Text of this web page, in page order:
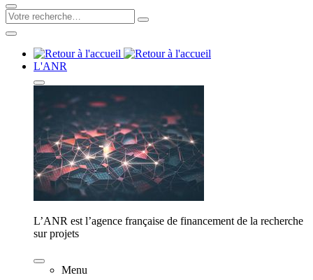
L'ANR
L’ANR est l’agence française de financement de la recherche
sur projets
Menu